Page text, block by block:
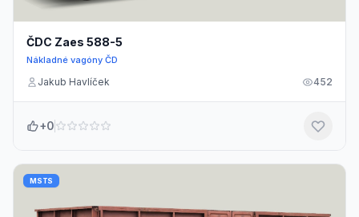
ČDC Zaes 588-5
Nákladné vagóny ČD
Jakub Havlíček 452
+0
MSTS